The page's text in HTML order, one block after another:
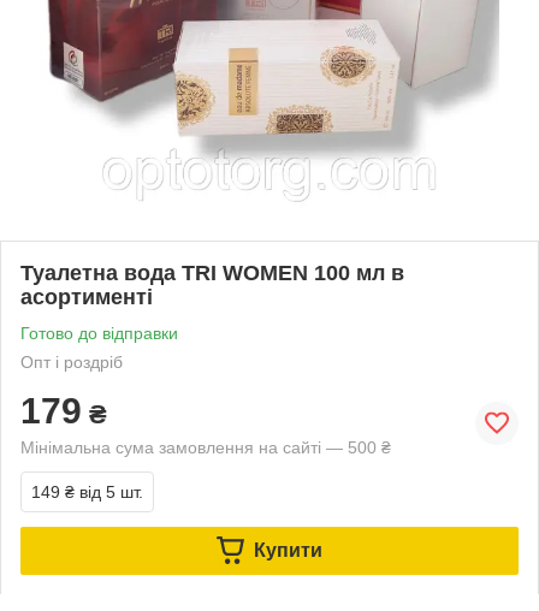
Туалетна вода TRI WOMEN 100 мл в
асортименті
Готово до відправки
Опт і роздріб
179 ₴
Мінімальна сума замовлення на сайті — 500 ₴
149 ₴ від 5 шт.
Купити